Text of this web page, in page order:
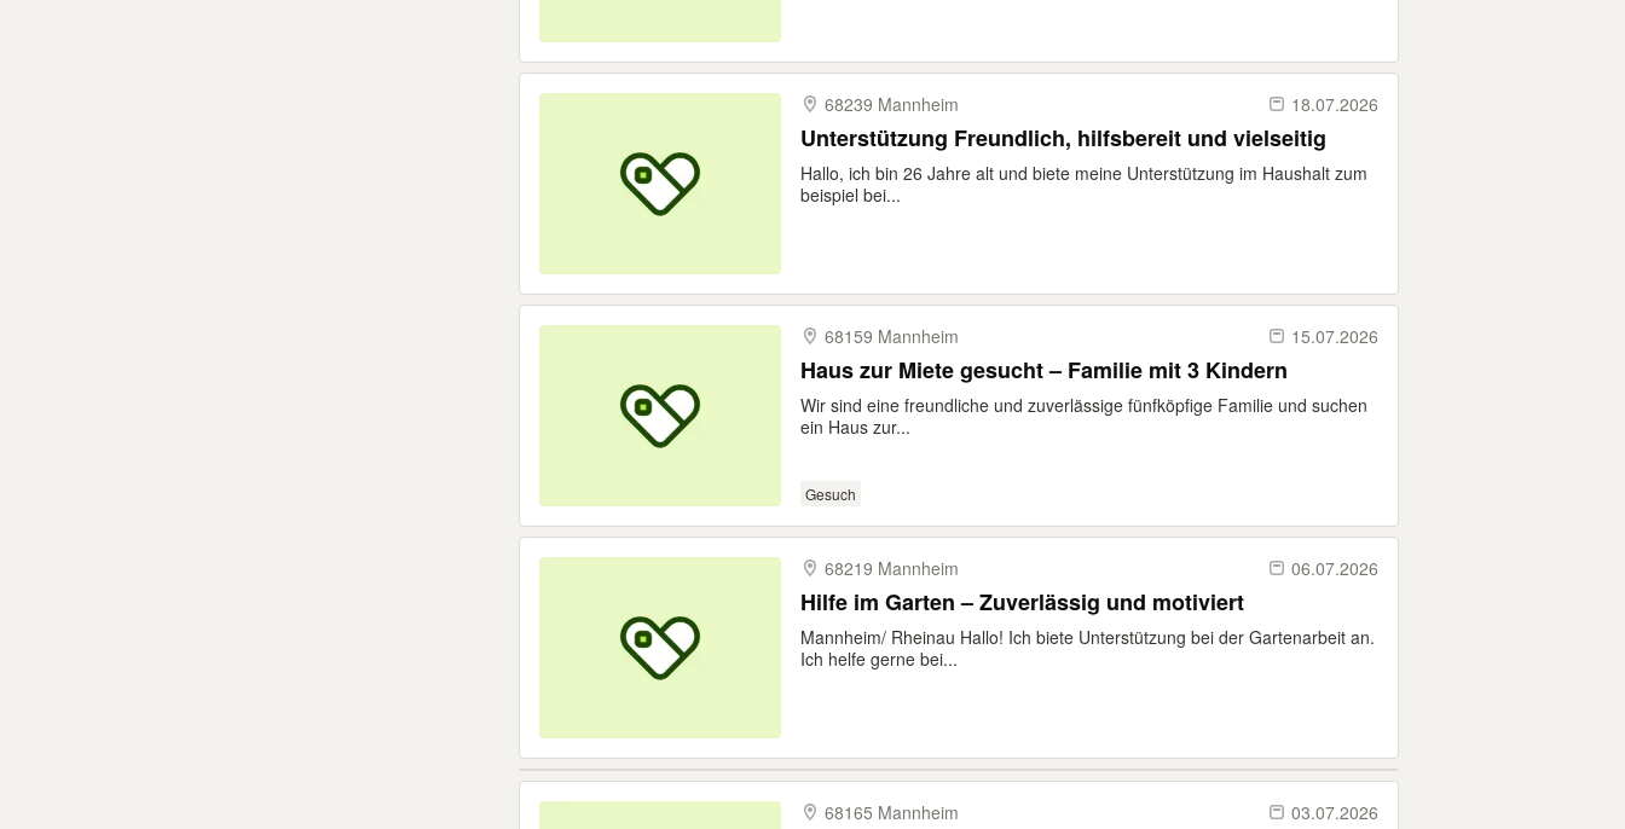
68239 Mannheim 18.07.2026
Unterstützung Freundlich, hilfsbereit und vielseitig
Hallo, ich bin 26 Jahre alt und biete meine Unterstützung im Haushalt zum
beispiel bei...
68159 Mannheim 15.07.2026
Haus zur Miete gesucht – Familie mit 3 Kindern
Wir sind eine freundliche und zuverlässige fünfköpfige Familie und suchen
ein Haus zur...
Gesuch
68219 Mannheim 06.07.2026
Hilfe im Garten – Zuverlässig und motiviert
Mannheim/ Rheinau Hallo! Ich biete Unterstützung bei der Gartenarbeit an.
Ich helfe gerne bei...
68165 Mannheim 03.07.2026